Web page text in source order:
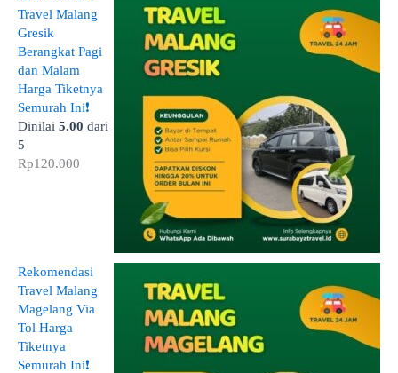
Travel Malang
Gresik
Berangkat Pagi
dan Malam
Harga Tiketnya
Semurah Ini❗
Dinilai 5.00 dari
5
Rp120.000
Rekomendasi
Travel Malang
Magelang Via
Tol Harga
Tiketnya
Semurah Ini❗